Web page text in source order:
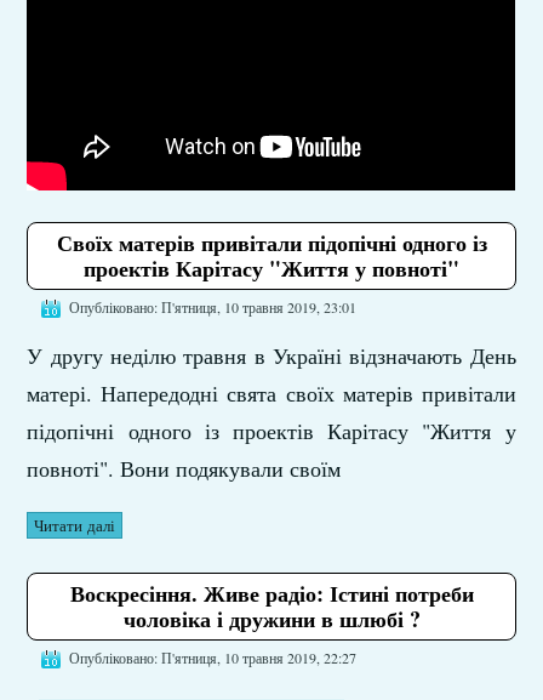
Своїх матерів привітали підопічні одного із
проектів Карітасу "Життя у повноті"
Опубліковано: П'ятниця, 10 травня 2019, 23:01
У другу неділю травня в Україні відзначають День
матері. Напередодні свята своїх матерів привітали
підопічні одного із проектів Карітасу "Життя у
повноті". Вони подякували своїм
Читати далі
Воскресіння. Живе радіо: Істині потреби
чоловіка і дружини в шлюбі ?
Опубліковано: П'ятниця, 10 травня 2019, 22:27